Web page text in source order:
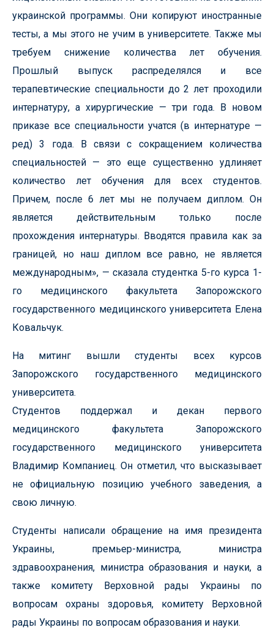
украинской программы. Они копируют иностранные
тесты, а мы этого не учим в университете. Также мы
требуем снижение количества лет обучения.
Прошлый выпуск распределялся и все
терапевтические специальности до 2 лет проходили
интернатуру, а хирургические — три года. В новом
приказе все специальности учатся (в интернатуре —
ред) 3 года. В связи с сокращением количества
специальностей — это еще существенно удлиняет
количество лет обучения для всех студентов.
Причем, после 6 лет мы не получаем диплом. Он
является действительным только после
прохождения интернатуры. Вводятся правила как за
границей, но наш диплом все равно, не является
международным», — сказала студентка 5-го курса 1-
го медицинского факультета Запорожского
государственного медицинского университета Елена
Ковальчук.
На митинг вышли студенты всех курсов
Запорожского государственного медицинского
университета.
Студентов поддержал и декан первого
медицинского факультета Запорожского
государственного медицинского университета
Владимир Компаниец. Он отметил, что высказывает
не официальную позицию учебного заведения, а
свою личную.
Студенты написали обращение на имя президента
Украины, премьер-министра, министра
здравоохранения, министра образования и науки, а
также комитету Верховной рады Украины по
вопросам охраны здоровья, комитету Верховной
рады Украины по вопросам образования и науки.